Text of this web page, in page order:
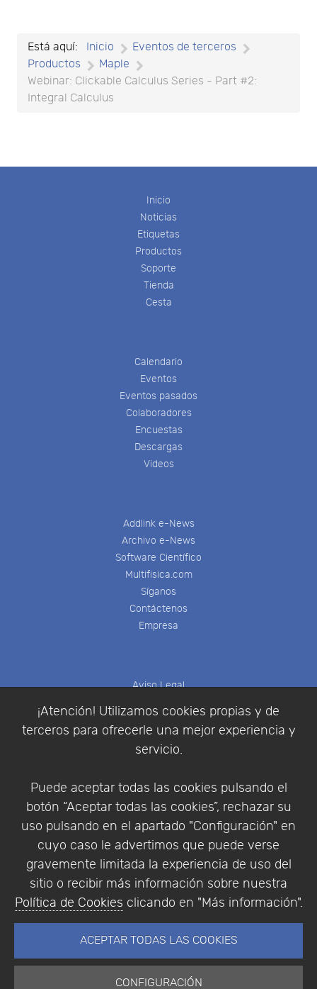
¡Atención! Utilizamos cookies propias y de
terceros para ofrecerle una mejor experiencia y
servicio.
Puede aceptar todas las cookies pulsando el
botón “Aceptar todas las cookies”, rechazar su
uso pulsando en el apartado "Configuración" en
cuyo caso le advertimos que puede verse
gravemente limitada la experiencia de uso del
sitio o recibir más información sobre nuestra
Política de Cookies clicando en "Más información".
ACEPTAR TODAS LAS COOKIES
CONFIGURACIÓN
Está aquí: Inicio
Eventos de terceros
Productos
Maple
Webinar: Clickable Calculus Series - Part #2:
Integral Calculus
Inicio
Noticias
Etiquetas
Productos
Soporte
Tienda
Cesta
Calendario
Eventos
Eventos pasados
Colaboradores
Encuestas
Descargas
Videos
Addlink e-News
Archivo e-News
Software Científico
Multifisica.com
Síganos
Contáctenos
Empresa
Aviso Legal
Política de Privacidad
Condiciones de compra
Identificarse
Empresa|Aviso Legal| Política de Privacidad |
Política de Cookies
© Copyright 1994 - 2026. Addlink Software
Científico, S.L.
Portugal.